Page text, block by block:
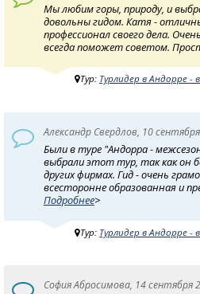
Мы любим горы, природу, и
довольны гидом. Катя -
профессионал своего дела.
всегда поможет советом.
Тур: Турлидер в Андорре -
Александр Свердлов, 10
Были в туре "Андорра -
выбрали этот тур, так как он
других фирмах. Гид - очень
всесторонне образованная и
Подробнее>
Тур: Турлидер в Андорре -
София Абросимова, 14 сентября